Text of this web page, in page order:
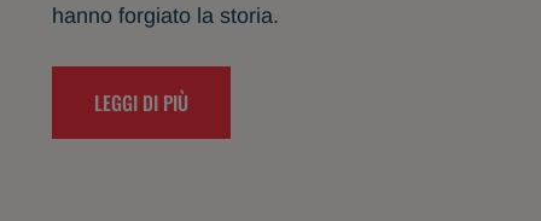
hanno forgiato la storia.
LEGGI DI PIÙ